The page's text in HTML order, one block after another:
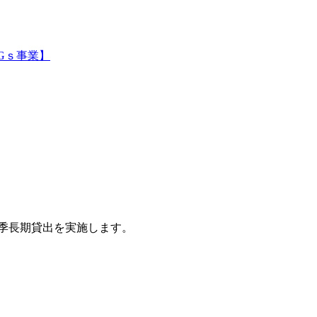
事業】
期貸出を実施します。